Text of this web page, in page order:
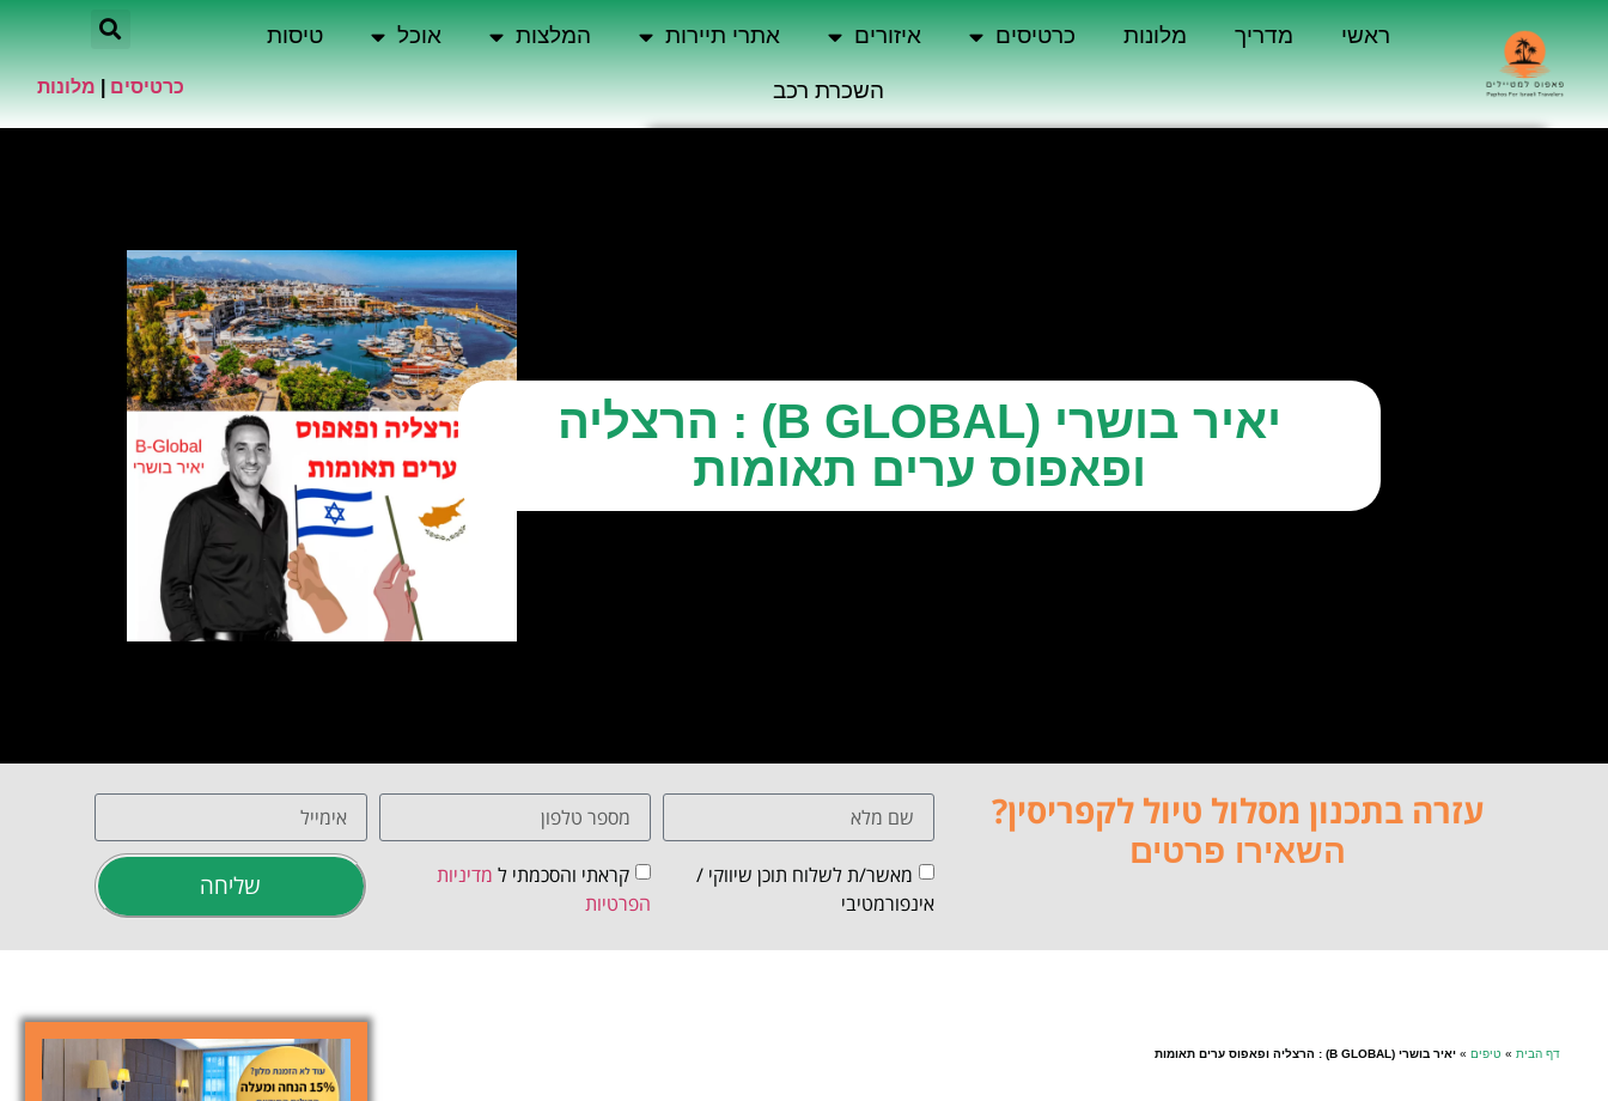
ראשי מדריך מלונות כרטיסים איזורים אתרי תיירות המלצות אוכל טיסות
השכרת רכב כרטיסים מלונות
יאיר בושרי (B GLOBAL) : הרצליה
ופאפוס ערים תאומות
עזרה בתכנון מסלול טיול לקפריסין?
השאירו פרטים
מאשר/ת לשלוח תוכן שיווקי /
אינפורמטיבי
קראתי והסכמתי ל מדיניות
הפרטיות
שליחה
דף הבית » טיפים » יאיר בושרי (B GLOBAL) : הרצליה ופאפוס ערים תאומות